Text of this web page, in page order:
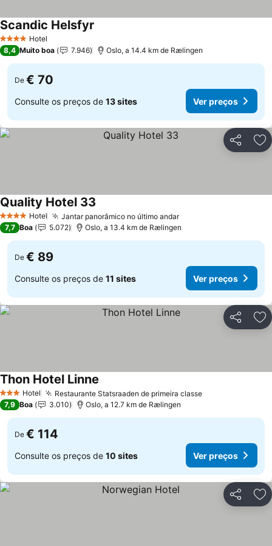
4 EstrelasHotel
Scandic Helsfyr
8,4 Muito boa 7.946 Oslo, a 14.4 km de Rælingen
De € 70
Consulte os preços de 13 sites Ver preços
Partilhar
4 EstrelasHotel Jantar panorâmico no último andar
Quality Hotel 33
7,7 Boa 5.072 Oslo, a 13.4 km de Rælingen
De € 89
Consulte os preços de 11 sites Ver preços
Partilhar
3 EstrelasHotel Restaurante Statsraaden de primeira classe
Thon Hotel Linne
7,9 Boa 3.010 Oslo, a 12.7 km de Rælingen
De € 114
Consulte os preços de 10 sites Ver preços
Partilhar